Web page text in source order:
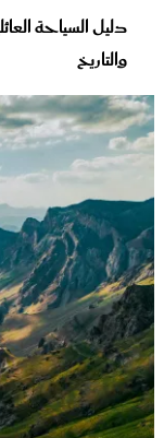
دليل السياحة
والتاريخ